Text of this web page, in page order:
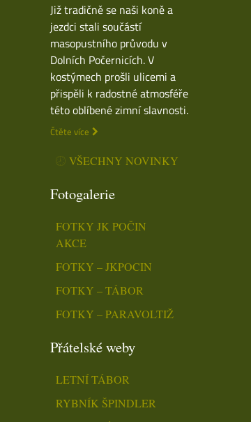
Již tradičně se naši koně a
jezdci stali součástí
masopustního průvodu v
Dolních Počernicích. V
kostýmech prošli ulicemi a
přispěli k radostné atmosféře
této oblíbené zimní slavnosti.
Čtěte více
VŠECHNY NOVINKY
Fotogalerie
FOTKY JK POČIN
AKCE
FOTKY – JKPOCIN
FOTKY – TÁBOR
FOTKY – PARAVOLTIŽ
Přátelské weby
LETNÍ TÁBOR
RYBNÍK ŠPINDLER